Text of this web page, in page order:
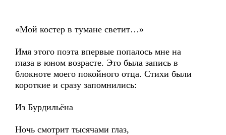
«Мой костер в тумане светит…»
Имя этого поэта впервые попалось мне на
глаза в юном возрасте. Это была запись в
блокноте моего покойного отца. Стихи были
короткие и сразу запомнились:
Из Бурдильёна
Ночь смотрит тысячами глаз,